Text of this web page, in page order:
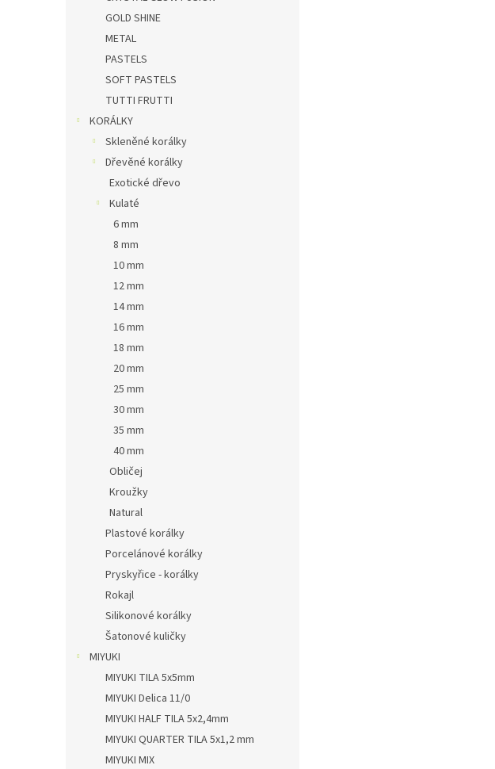
GOLD SHINE
METAL
PASTELS
SOFT PASTELS
TUTTI FRUTTI
KORÁLKY
Skleněné korálky
Dřevěné korálky
Exotické dřevo
Kulaté
6 mm
8 mm
10 mm
12 mm
14 mm
16 mm
18 mm
20 mm
25 mm
30 mm
35 mm
40 mm
Obličej
Kroužky
Natural
Plastové korálky
Porcelánové korálky
Pryskyřice - korálky
Rokajl
Silikonové korálky
Šatonové kuličky
MIYUKI
MIYUKI TILA 5x5mm
MIYUKI Delica 11/0
MIYUKI HALF TILA 5x2,4mm
MIYUKI QUARTER TILA 5x1,2 mm
MIYUKI MIX